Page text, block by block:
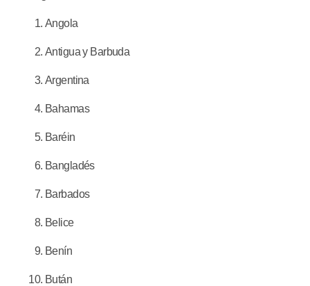
Angola
Antigua y Barbuda
Argentina
Bahamas
Baréin
Bangladés
Barbados
Belice
Benín
Bután